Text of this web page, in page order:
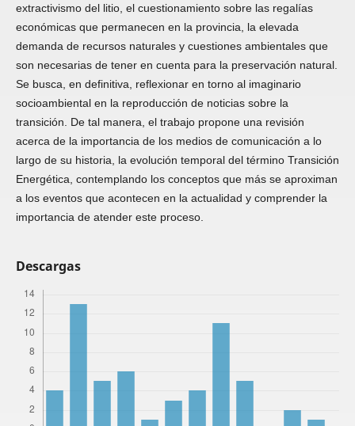
extractivismo del litio, el cuestionamiento sobre las regalías
económicas que permanecen en la provincia, la elevada
demanda de recursos naturales y cuestiones ambientales que
son necesarias de tener en cuenta para la preservación natural.
Se busca, en definitiva, reflexionar en torno al imaginario
socioambiental en la reproducción de noticias sobre la
transición. De tal manera, el trabajo propone una revisión
acerca de la importancia de los medios de comunicación a lo
largo de su historia, la evolución temporal del término Transición
Energética, contemplando los conceptos que más se aproximan
a los eventos que acontecen en la actualidad y comprender la
importancia de atender este proceso.
Descargas